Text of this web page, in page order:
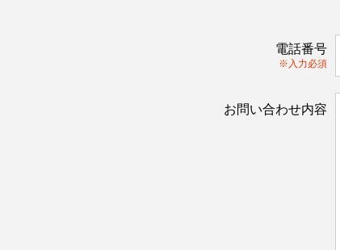
電話番号
※入力必須
お問い合わせ内容